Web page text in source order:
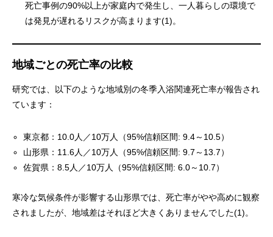
死亡事例の90%以上が家庭内で発生し、一人暮らしの環境で
は発見が遅れるリスクが高まります(1)。
地域ごとの死亡率の比較
研究では、以下のような地域別の冬季入浴関連死亡率が報告され
ています：
東京都：10.0人／10万人（95%信頼区間: 9.4～10.5）
山形県：11.6人／10万人（95%信頼区間: 9.7～13.7）
佐賀県：8.5人／10万人（95%信頼区間: 6.0～10.7）
寒冷な気候条件が影響する山形県では、死亡率がやや高めに観察
されましたが、地域差はそれほど大きくありませんでした(1)。